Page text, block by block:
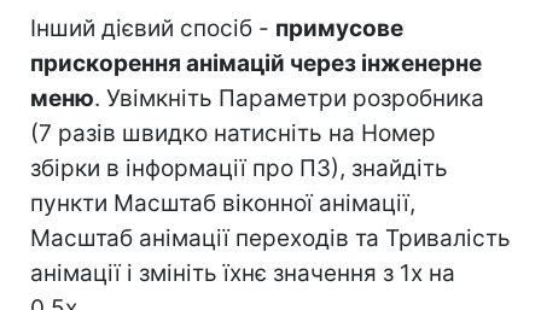
Інший дієвий спосіб - примусове
прискорення анімацій через інженерне
меню. Увімкніть Параметри розробника
(7 разів швидко натисніть на Номер
збірки в інформації про ПЗ), знайдіть
пункти Масштаб віконної анімації,
Масштаб анімації переходів та Тривалість
анімації і змініть їхнє значення з 1x на